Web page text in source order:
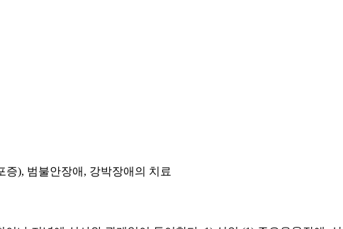
), 범불안장애, 강박장애의 치료